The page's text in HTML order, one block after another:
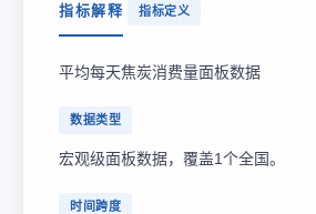
指标解释 指标定义
平均每天焦炭消费量面板数据
数据类型
宏观级面板数据，覆盖1个全国。
时间跨度